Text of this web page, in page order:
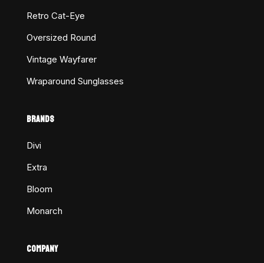
Retro Cat-Eye
Oversized Round
Vintage Wayfarer
Wraparound Sunglasses
BRANDS
Divi
Extra
Bloom
Monarch
COMPANY